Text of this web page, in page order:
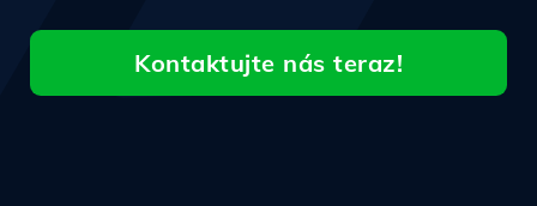
Kontaktujte nás teraz!